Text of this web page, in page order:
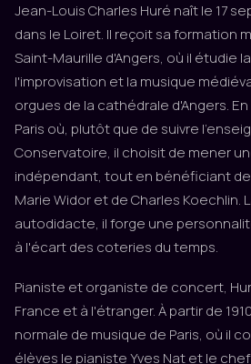
Jean-Louis Charles Huré naît le 17
dans le Loiret. Il reçoit sa formation
Saint-Maurille d'Angers, où il étudie
l'improvisation et la musique
orgues de la cathédrale d'Angers. En
Paris où, plutôt que de suivre
Conservatoire, il choisit de mener
indépendant, tout en bénéficiant
Marie Widor et de Charles Koechlin.
autodidacte, il forge une
à l'écart des coteries du temps.
Pianiste et organiste de concert,
France et à l'étranger. À partir de
normale de musique de Paris, où il
élèves le pianiste Yves Nat et le